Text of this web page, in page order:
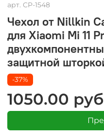
арт. CP-1548
Чехол от Nillkin
для Xiaomi Mi 11
защитной
-37%
1050.00 руб